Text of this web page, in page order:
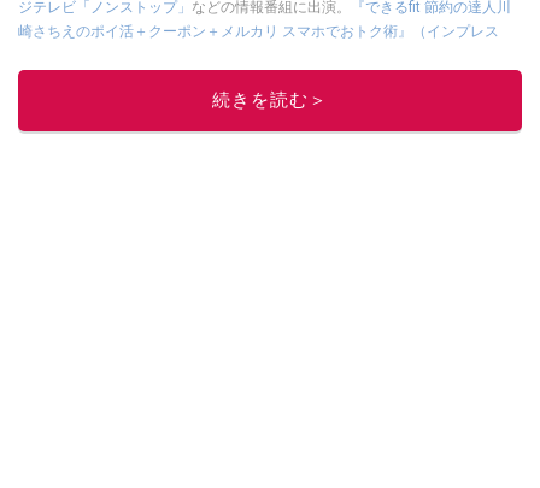
ジテレビ「ノンストップ」 などの情報番組に出演。
『できるfit 節約の達人川
崎さちえのポイ活＋クーポン＋メルカリ スマホでおトク術』（インプレス
的に稼ぐ！』（翔泳社刊）
■経歴：2003年、夫が子育てをするために、突然会社を辞める。翌月からの
続きを読む＞